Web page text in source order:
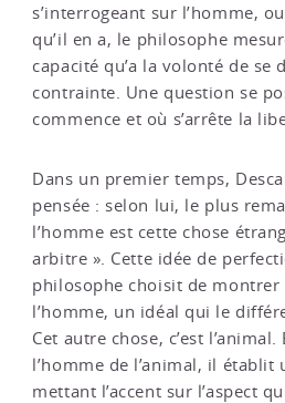
s’interrogeant sur l’homme,
qu’il en a, le philosophe
capacité qu’a la volonté de se
contrainte. Une question se
commence et où s’arrête la
Dans un premier temps,
pensée : selon lui, le plus
l’homme est cette chose
arbitre ». Cette idée de
philosophe choisit de montrer
l’homme, un idéal qui le
Cet autre chose, c’est
l’homme de l’animal, il
mettant l’accent sur l’aspect